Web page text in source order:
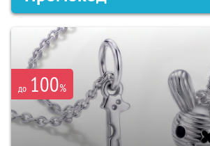
до 100%